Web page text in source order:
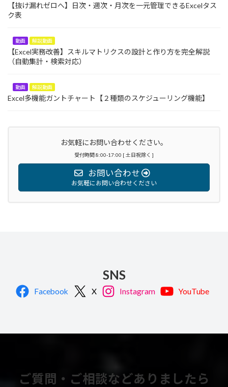
【抜け漏れゼロへ】日次・週次・月次を一元管理できるExcelタス
ク表
動画 解説動画
【Excel実務改善】スキルマトリクスの設計と作り方を完全解説
（自動集計・検索対応）
動画 解説動画
Excel多機能ガントチャート【２種類のスケジューリング機能】
お気軽にお問い合わせください。
受付時間 8:00-17:00 [ 土日祝除く ]
お問い合わせ
お気軽にお問い合わせください
SNS
Facebook X Instagram YouTube
ご質問・ご相談などありましたら